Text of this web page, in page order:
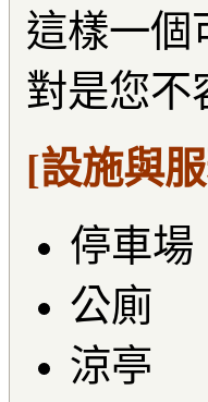
這樣一個
對是您不
[設施與
停車場
公廁
涼亭